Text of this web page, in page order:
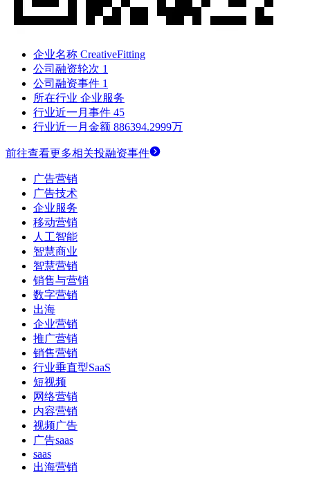
企业名称 CreativeFitting
公司融资轮次 1
公司融资事件 1
所在行业 企业服务
行业近一月事件 45
行业近一月金额 886394.2999万
前往查看更多相关投融资事件
广告营销
广告技术
企业服务
移动营销
人工智能
智慧商业
智慧营销
销售与营销
数字营销
出海
企业营销
推广营销
销售营销
行业垂直型SaaS
短视频
网络营销
内容营销
视频广告
广告saas
saas
出海营销